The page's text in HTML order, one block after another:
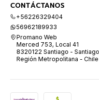
CONTÁCTANOS
+56226329404
56962189933
Promano Web
Merced 753, Local 41
8320122 Santiago -
Región Metropolitana - Chile